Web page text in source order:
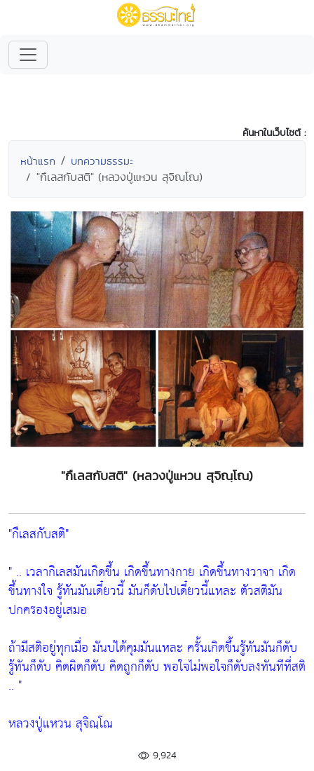
ค้นหาในเว็บไซต์ :
หน้าแรก บทความธรรมะ
"กืเลสกับสติ" (หลวงปู่แหวน สุจิณฺโณ)
"กืเลสกับสติ" (หลวงปู่แหวน สุจิณฺโณ)
"กืเลสกับสติ"
" .. เวลากิเลสมันเกิดขึ้น เกิดขึ้นทางกาย เกิดขึ้นทางวาจา เกิด
ขึ้นทางใจ รู้ทันมันเดี๋ยวนี้ มันก็ดับไปเดี๋ยวนี้แหละ ตัวสติมัน
ปกครองอยู่เสมอ
ถ้ามีสติอยู่ทุกเมื่อ มันบ่ได้คุมมันแหละ ครั้นเกิดขึ้นรู้ทันมันก็ดับ
รู้ทันก็ดับ คิดผิดก็ดับ คิดถูกก็ดับ พอใจไม่พอใจก็ดับลงทันทีที่สติ
.. "
หลวงปู่แหวน สุจิณฺโณ
9,924